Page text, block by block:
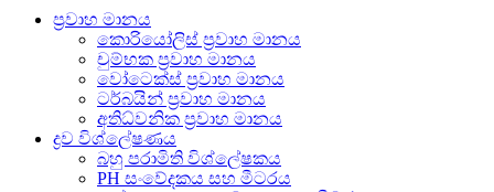
ප්‍රවාහ මානය
කොරියෝලිස් ප්‍රවාහ මානය
චුම්භක ප්‍රවාහ මානය
වෝටෙක්ස් ප්‍රවාහ මානය
ටර්බයින් ප්‍රවාහ මානය
අතිධ්වනික ප්‍රවාහ මානය
ද්‍රව විශ්ලේෂණය
බහු පරාමිති විශ්ලේෂකය
PH සංවේදකය සහ මීටරය